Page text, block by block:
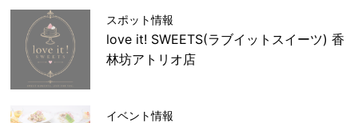
スポット情報
love it! SWEETS(ラブイットスイーツ) 香
林坊アトリオ店
イベント情報